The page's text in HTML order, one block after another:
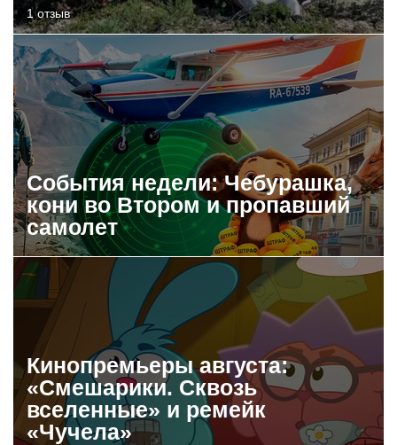
1 отзыв
События недели: Чебурашка,
кони во Втором и пропавший
самолет
Кинопремьеры августа:
«Смешарики. Сквозь
вселенные» и ремейк
«Чучела»